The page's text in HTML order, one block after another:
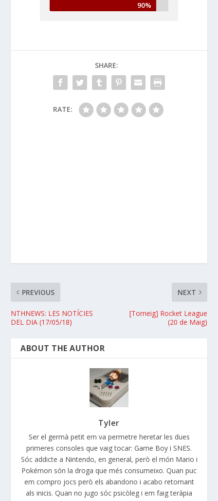
90%
SHARE:
RATE:
PREVIOUS
NTHNEWS: LES NOTÍCIES
DEL DIA (17/05/18)
NEXT
[Torneig] Rocket League
(20 de Maig)
ABOUT THE AUTHOR
Tyler
Ser el germà petit em va permetre heretar les dues
primeres consoles que vaig tocar: Game Boy i SNES.
Sóc addicte a Nintendo, en general, però el món Mario i
Pokémon són la droga que més consumeixo. Quan puc
em compro jocs però els abandono i acabo retornant
als inicis. Quan no jugo sóc psicòleg i em faig teràpia